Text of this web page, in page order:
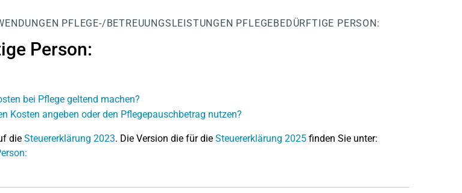
PFLEGE-/BETREUUNGSLEISTUNGEN PFLEGEBEDÜRFTIGE PERSON:
Person:
bei Pflege geltend machen?
Kosten angeben oder den Pflegepauschbetrag nutzen?
die Steuererklärung 2023. Die Version die für die Steuererklärung 2025finden Sie unter: